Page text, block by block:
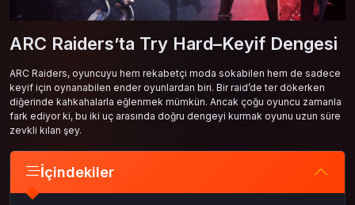
ARC Raiders’ta Try Hard–Keyif Dengesi
ARC Raiders, oyuncuyu hem rekabetçi moda sokabilen hem de sadece
keyif için oynanabilen ender oyunlardan biri. Bir raid’de ter dökerken
diğerinde kahkahalarla eğlenmek mümkün. Ancak çoğu oyuncu zamanla
fark ediyor ki, bu iki uç arasında doğru dengeyi kurmak oyunu uzun süre
zevkli kılan şey.
İçindekiler